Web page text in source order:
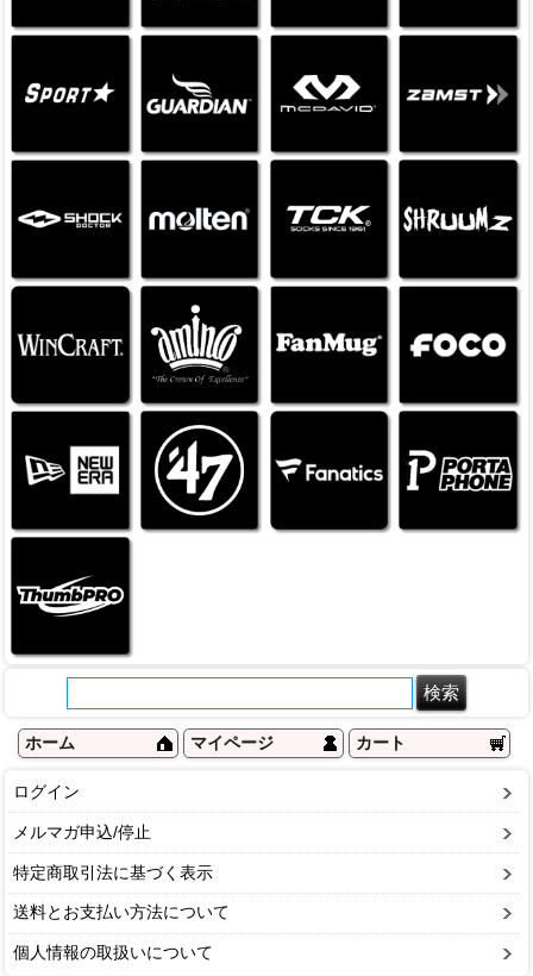
ホーム マイページ カート
ログイン
メルマガ申込/停止
特定商取引法に基づく表示
送料とお支払い方法について
個人情報の取扱いについて